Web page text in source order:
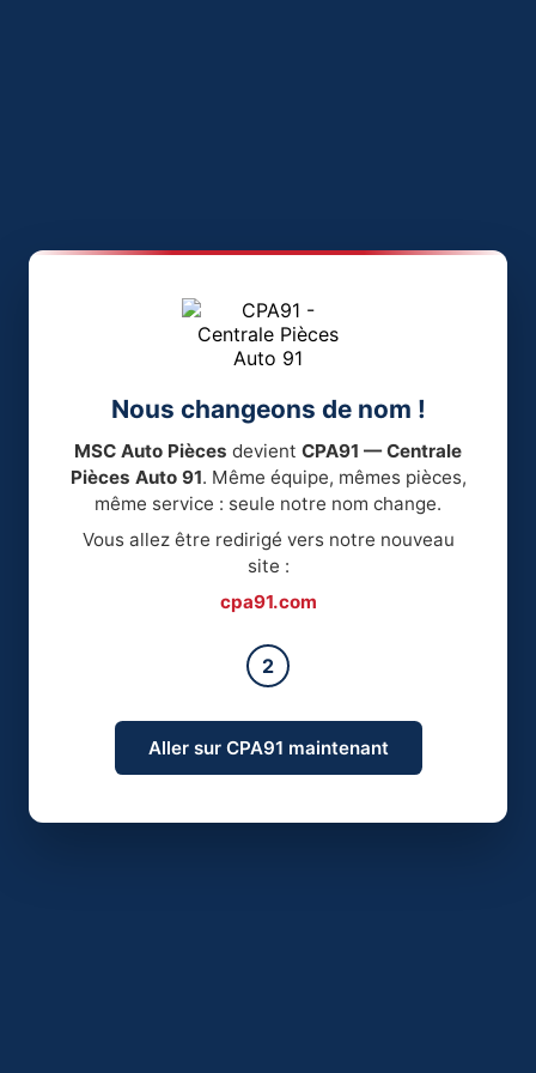
Nous changeons de nom !
MSC Auto Pièces devient CPA91 — Centrale
Pièces Auto 91. Même équipe, mêmes pièces,
même service : seule notre nom change.
Vous allez être redirigé vers notre nouveau
site :
cpa91.com
2
Aller sur CPA91 maintenant